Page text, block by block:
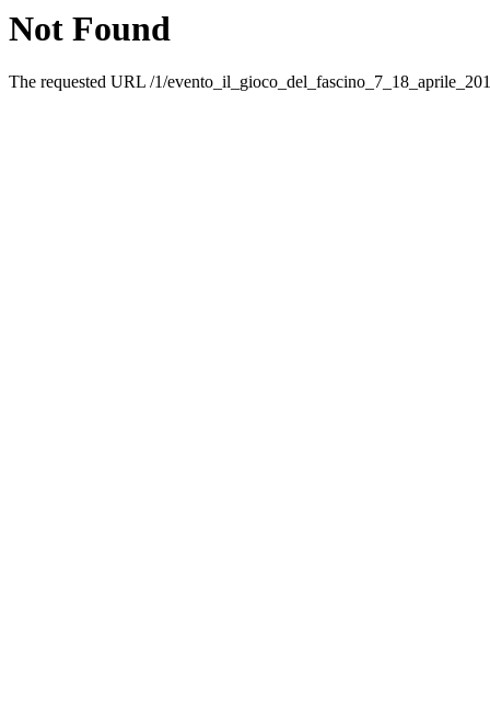
Not Found
The requested URL /1/